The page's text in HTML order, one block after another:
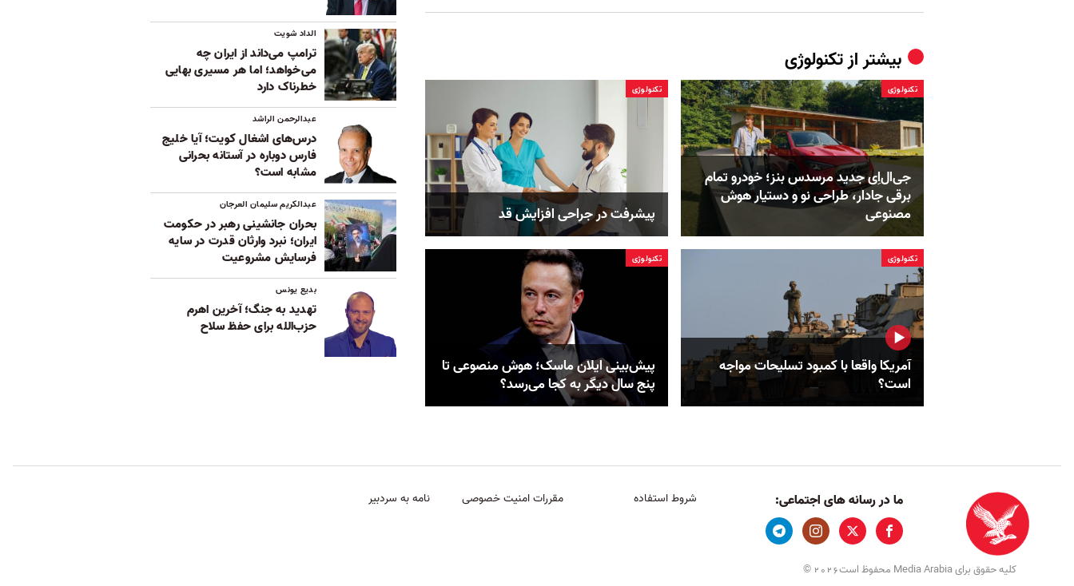
بیشتر ازتکنولوژی
تکنولوژی
جی‌ال‌اِی جدید مرسدس بنز؛ خودرو تمام
برقی جادار، طراحی نو و دستیار هوش
مصنوعی
تکنولوژی
پیشرفت در جراحی افزایش قد
تکنولوژی
آمریکا واقعا با کمبود تسلیحات مواجه
است؟
تکنولوژی
پیش‌بینی ایلان ماسک؛ هوش منصوعی تا
پنج سال دیگر به کجا می‌رسد؟
الداد شویت
ترامپ می‌داند از ایران چه
می‌خواهد؛ اما هر مسیری بهایی
خطرناک دارد
عبدالرحمن الراشد
درس‌های اشغال کویت؛ آیا خلیج
فارس دوباره در آستانه بحرانی
مشابه است؟
عبدالکریم سلیمان العرجان
بحران جانشینی رهبر در حکومت
ایران؛ نبرد وارثان قدرت در سایه
فرسایش مشروعیت
بدیع یونس
تهدید به جنگ؛ آخرین اهرم
حزب‌الله برای حفظ سلاح
ما در رسانه های اجتماعی: شروط استفاده مقررات امنیت خصوصی نامه به سردبیر
کلیه حقوق برای Media Arabia محفوظ است 2026
©